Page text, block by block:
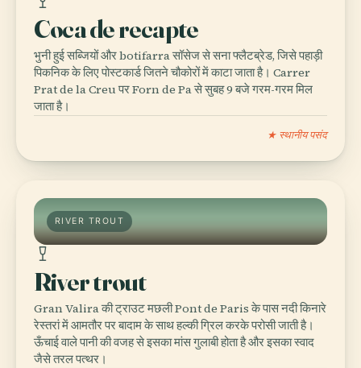
Coca de recapte
भुनी हुई सब्जियों और botifarra सॉसेज से सना फ्लैटब्रेड, जिसे पहाड़ी
पिकनिक के लिए पोस्टकार्ड जितने चौकोरों में काटा जाता है। Carrer
Prat de la Creu पर Forn de Pa से सुबह 9 बजे गरम-गरम मिल
जाता है।
★ स्थानीय पसंद
RIVER TROUT
River trout
Gran Valira की ट्राउट मछली Pont de Paris के पास नदी किनारे
रेस्तरां में आमतौर पर बादाम के साथ हल्की ग्रिल करके परोसी जाती है।
ऊँचाई वाले पानी की वजह से इसका मांस गुलाबी होता है और इसका स्वाद
जैसे तरल पत्थर।